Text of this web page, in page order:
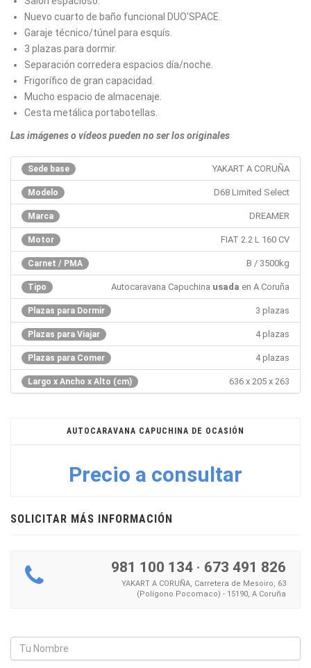
Nuevo cuarto de baño funcional DUO'SPACE.
Garaje técnico/túnel para esquís.
3 plazas para dormir.
Separación corredera espacios día/noche.
Frigorífico de gran capacidad.
Mucho espacio de almacenaje.
Cesta metálica portabotellas.
Las imágenes o vídeos pueden no ser los originales
Sede base YAKART A CORUÑA
Modelo D68 Limited Select
Marca DREAMER
Motor FIAT 2.2 L 160 CV
Carnet / PMA B / 3500kg
Tipo Autocaravana Capuchina usada en A Coruña
Plazas para Dormir 3 plazas
Plazas para Viajar 4 plazas
Plazas para Comer 4 plazas
Largo x Ancho x Alto (cm) 636 x 205 x 263
AUTOCARAVANA CAPUCHINA DE OCASIÓN
Precio a consultar
SOLICITAR MÁS INFORMACIÓN
981 100 134 · 673 491 826
YAKART A CORUÑA, Carretera de Mesoiro, 63
(Polígono Pocomaco) - 15190, A Coruña